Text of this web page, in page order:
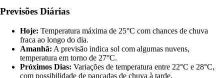
Previsões Diárias
Hoje: Temperatura máxima de 25°C com chances de chuva
fraca ao longo do dia.
Amanhã: A previsão indica sol com algumas nuvens,
temperatura em torno de 27°C.
Próximos Dias: Variações de temperatura entre 22°C e 28°C,
com possibilidade de pancadas de chuva à tarde.